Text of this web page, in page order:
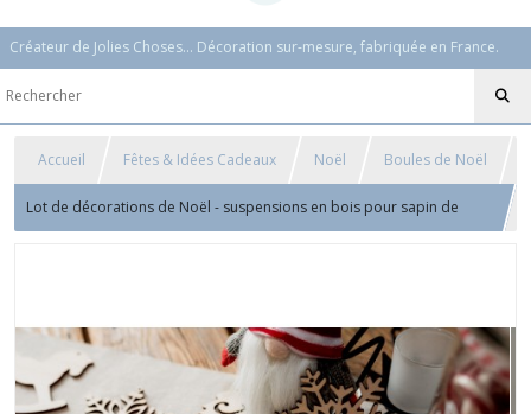
Créateur de Jolies Choses... Décoration sur-mesure, fabriquée en France.
Accueil Fêtes & Idées Cadeaux Noël Boules de Noël
Lot de décorations de Noël - suspensions en bois pour sapin de